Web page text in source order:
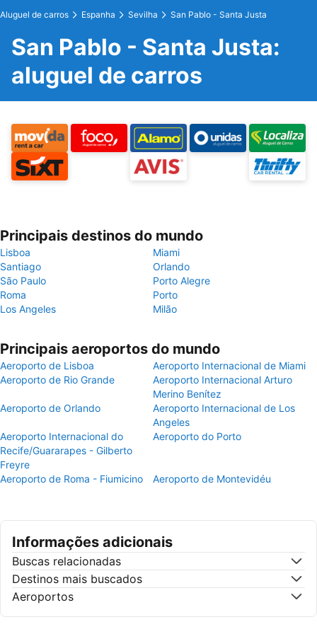
Aluguel de carros Espanha Sevilha San Pablo - Santa Justa
San Pablo - Santa Justa:
aluguel de carros
Principais destinos do mundo
Lisboa
Miami
Santiago
Orlando
São Paulo
Porto Alegre
Roma
Porto
Los Angeles
Milão
Principais aeroportos do mundo
Aeroporto de Lisboa
Aeroporto Internacional de Miami
Aeroporto de Rio Grande
Aeroporto Internacional Arturo
Merino Benítez
Aeroporto de Orlando
Aeroporto Internacional de Los
Angeles
Aeroporto Internacional do
Recife/Guararapes - Gilberto
Freyre
Aeroporto do Porto
Aeroporto de Roma - Fiumicino Aeroporto de Montevidéu
Informações adicionais
Buscas relacionadas
Destinos mais buscados
Aeroportos